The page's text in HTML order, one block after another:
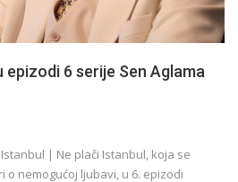
epizodi 6 serije Sen Aglama
| Ne plači Istanbul, koja se
o nemogućoj ljubavi, u 6. epizodi